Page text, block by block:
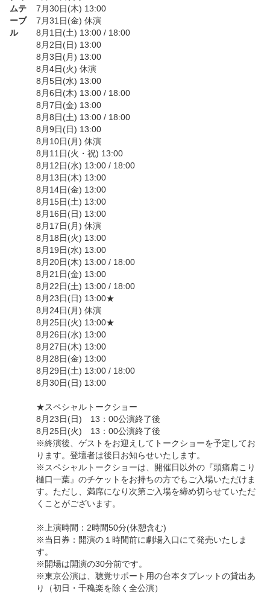
ムテ
ーブ
ル
7月30日(木) 13:00
7月31日(金) 休演
8月1日(土) 13:00 / 18:00
8月2日(日) 13:00
8月3日(月) 13:00
8月4日(火) 休演
8月5日(水) 13:00
8月6日(木) 13:00 / 18:00
8月7日(金) 13:00
8月8日(土) 13:00 / 18:00
8月9日(日) 13:00
8月10日(月) 休演
8月11日(火・祝) 13:00
8月12日(水) 13:00 / 18:00
8月13日(木) 13:00
8月14日(金) 13:00
8月15日(土) 13:00
8月16日(日) 13:00
8月17日(月) 休演
8月18日(火) 13:00
8月19日(水) 13:00
8月20日(木) 13:00 / 18:00
8月21日(金) 13:00
8月22日(土) 13:00 / 18:00
8月23日(日) 13:00★
8月24日(月) 休演
8月25日(火) 13:00★
8月26日(水) 13:00
8月27日(木) 13:00
8月28日(金) 13:00
8月29日(土) 13:00 / 18:00
8月30日(日) 13:00
★スペシャルトークショー
8月23日(日) 13：00公演終了後
8月25日(火) 13：00公演終了後
※終演後、ゲストをお迎えしてトークショーを予定してお
ります。登壇者は後日お知らせいたします。
※スペシャルトークショーは、開催日以外の『頭痛肩こり
樋口一葉』のチケットをお持ちの方でもご入場いただけま
す。ただし、満席になり次第ご入場を締め切らせていただ
くことがございます。
※上演時間：2時間50分(休憩含む)
※当日券：開演の１時間前に劇場入口にて発売いたしま
す。
※開場は開演の30分前です。
※東京公演は、聴覚サポート用の台本タブレットの貸出あ
り（初日・千穐楽を除く全公演）